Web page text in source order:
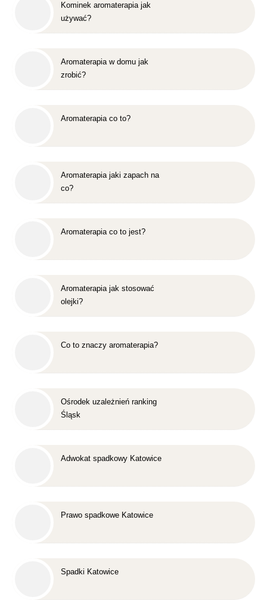
Kominek aromaterapia jak
używać?
Aromaterapia w domu jak
zrobić?
Aromaterapia co to?
Aromaterapia jaki zapach na
co?
Aromaterapia co to jest?
Aromaterapia jak stosować
olejki?
Co to znaczy aromaterapia?
Ośrodek uzależnień ranking
Śląsk
Adwokat spadkowy Katowice
Prawo spadkowe Katowice
Spadki Katowice